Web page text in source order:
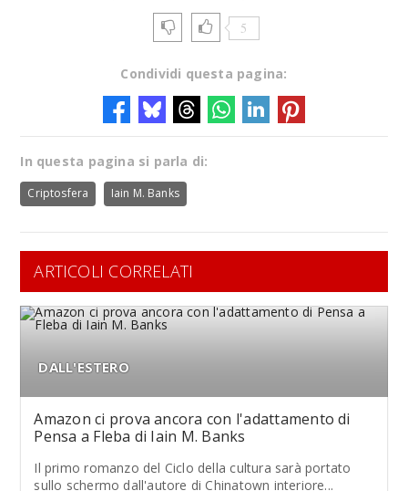
5
Condividi questa pagina:
In questa pagina si parla di:
Criptosfera Iain M. Banks
ARTICOLI CORRELATI
DALL'ESTERO
Amazon ci prova ancora con l'adattamento di
Pensa a Fleba di Iain M. Banks
Il primo romanzo del Ciclo della cultura sarà portato
sullo schermo dall'autore di Chinatown interiore...